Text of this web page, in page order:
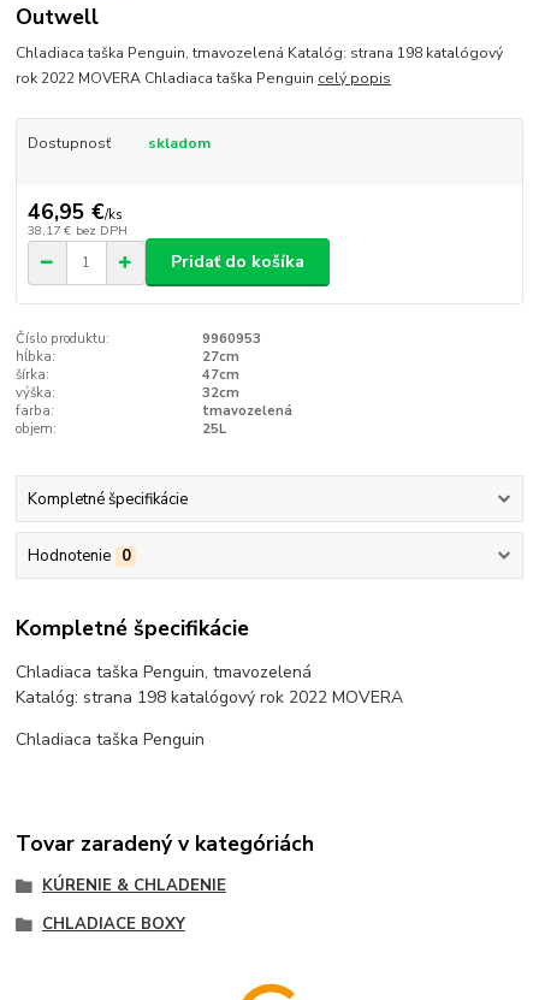
Outwell
Chladiaca taška Penguin, tmavozelená Katalóg: strana 198 katalógový
rok 2022 MOVERA Chladiaca taška Penguin celý popis
Dostupnosť skladom
46,95 €/ks
38,17 € bez DPH
Pridať do košíka
Číslo produktu:
9960953
hĺbka:
27cm
šírka:
47cm
výška:
32cm
farba:
tmavozelená
objem:
25L
Kompletné špecifikácie
Hodnotenie 0
Kompletné špecifikácie
Chladiaca taška Penguin, tmavozelená
Katalóg: strana 198 katalógový rok 2022 MOVERA
Chladiaca taška Penguin
Tovar zaradený v kategóriách
KÚRENIE & CHLADENIE
CHLADIACE BOXY